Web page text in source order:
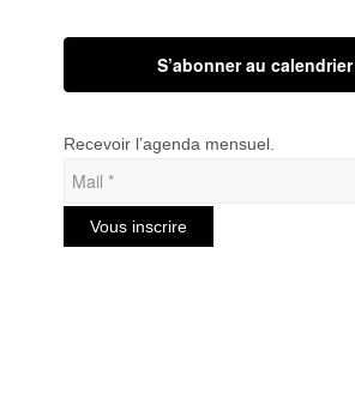
S’abonner au calendrier
Recevoir l’agenda mensuel.